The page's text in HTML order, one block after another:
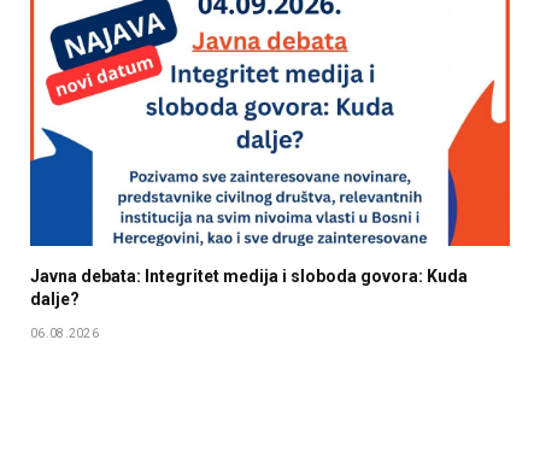
Javna debata: Integritet medija i sloboda govora: Kuda
dalje?
06.08.2026